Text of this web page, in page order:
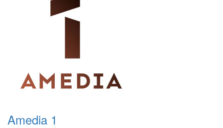
Amedia 1